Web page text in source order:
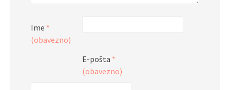
Ime *
(obavezno)
E-pošta *
(obavezno)